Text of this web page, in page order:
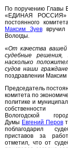
По поручению Главы
«ЕДИНАЯ РОССИЯ» в
постоянного
Максим Зуеввручил
Вологды.
«От качества
судебные
насколько
судов наши
поздравлении Максим
Председатель
комитета по
политике и
собственности
Вологодской
Думы Евгений Перов
поблагодарил
приставов за
отметил, что от